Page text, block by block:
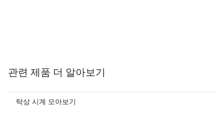
관련 제품 더 알아보기
탁상 시계 모아보기